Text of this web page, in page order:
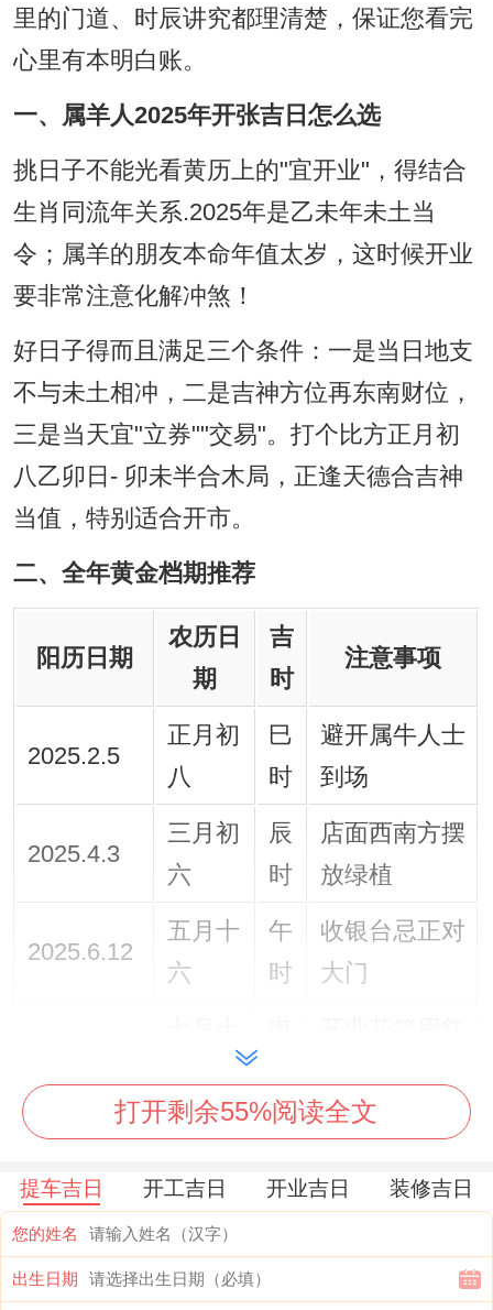
里的门道、时辰讲究都理清楚，保证您看完
心里有本明白账。
一、属羊人2025年开张吉日怎么选
挑日子不能光看黄历上的"宜开业"，得结合
生肖同流年关系.2025年是乙未年未土当
令；属羊的朋友本命年值太岁，这时候开业
要非常注意化解冲煞！
好日子得而且满足三个条件：一是当日地支
不与未土相冲，二是吉神方位再东南财位，
三是当天宜"立券""交易"。打个比方正月初
八乙卯日- 卯未半合木局，正逢天德合吉神
当值，特别适合开市。
二、全年黄金档期推荐
阳历日期
农历日
期
吉
时
注意事项
2025.2.5
正月初
八
巳
时
避开属牛人士
到场
2025.4.3
三月初
六
辰
时
店面西南方摆
放绿植
2025.6.12
五月十
六
午
时
收银台忌正对
大门
2025.11.11
闰九月
卯
提前三天打扫
三、时辰选择有讲究
吉日还得配吉时属羊人上午开业比下午更旺
打开剩余55%阅读全文
提车吉日 开工吉日 开业吉日 装修吉日
您的姓名
出生日期